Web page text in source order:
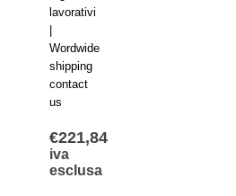
lavorativi
Wordwide
shipping
contact
us
€221,84
iva
esclusa